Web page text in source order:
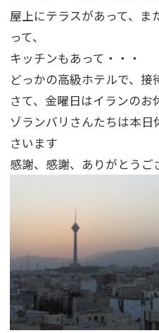
屋上にテラスがあって、ま
って、
キッチンもあって・・・
どっかの高級ホテルで、
さて、金曜日はイランのお
ゾランバリさんたちは本
さいます
感謝、感謝、ありがとうご